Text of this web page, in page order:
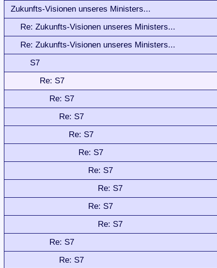
Zukunfts-Visionen unseres Ministers...
Re: Zukunfts-Visionen unseres Ministers...
Re: Zukunfts-Visionen unseres Ministers...
S7
Re: S7
Re: S7
Re: S7
Re: S7
Re: S7
Re: S7
Re: S7
Re: S7
Re: S7
Re: S7
Re: S7